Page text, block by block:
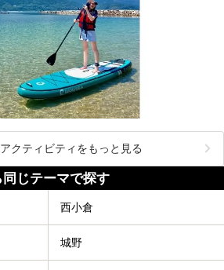
クティビティをもっと見る
じテーマで探す
西小倉
城野